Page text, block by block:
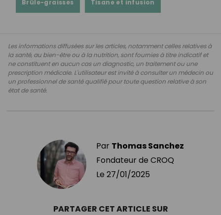
Brûle-graisses Tisane et infusion
Les informations diffusées sur les articles, notamment celles relatives à
la santé, au bien-être ou à la nutrition, sont fournies à titre indicatif et
ne constituent en aucun cas un diagnostic, un traitement ou une
prescription médicale. L'utilisateur est invité à consulter un médecin ou
un professionnel de santé qualifié pour toute question relative à son
état de santé.
Par Thomas Sanchez
Fondateur de CROQ
Le 27/01/2025
PARTAGER CET ARTICLE SUR